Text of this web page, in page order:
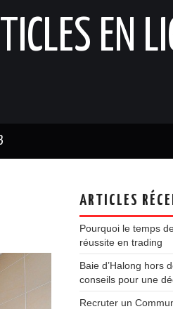
EN
ARTICLES
Pourquoi le temps
réussite en trading
Baie d’Halong hors
conseils pour une
Recruter un